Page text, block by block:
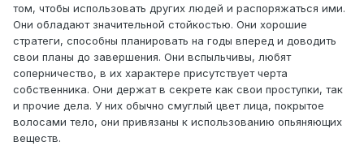
том, чтобы использовать других людей и распоряжаться ими.
Они обладают значительной стойкостью. Они хорошие
стратеги, способны планировать на годы вперед и доводить
свои планы до завершения. Они вспыльчивы, любят
соперничество, в их характере присутствует черта
собственника. Они держат в секрете как свои проступки, так
и прочие дела. У них обычно смуглый цвет лица, покрытое
волосами тело, они привязаны к использованию опьяняющих
веществ.